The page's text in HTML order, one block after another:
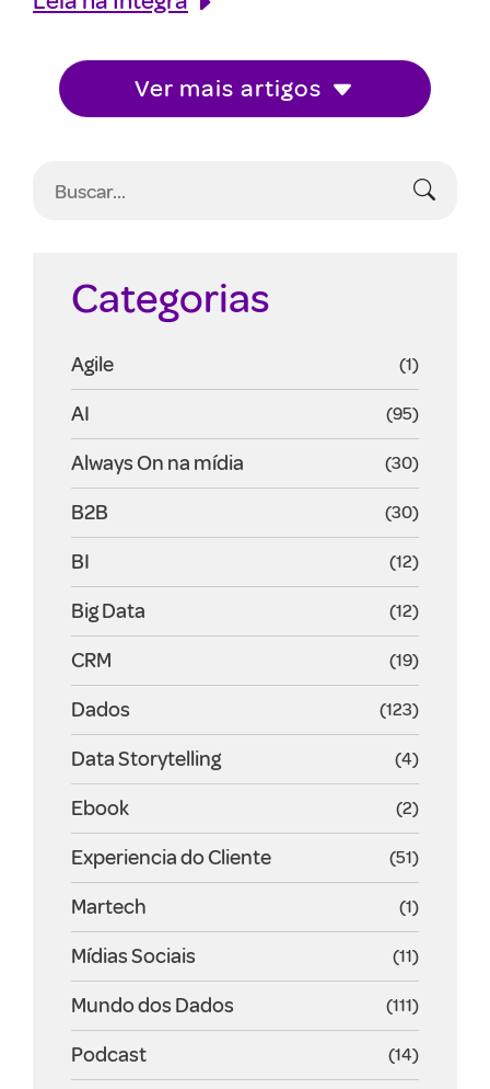
Ver mais artigos
Categorias
Agile (1)
AI (95)
Always On na mídia (30)
B2B (30)
BI (12)
Big Data (12)
CRM (19)
Dados (123)
Data Storytelling (4)
Ebook (2)
Experiencia do Cliente (51)
Martech (1)
Mídias Sociais (11)
Mundo dos Dados (111)
Podcast (14)